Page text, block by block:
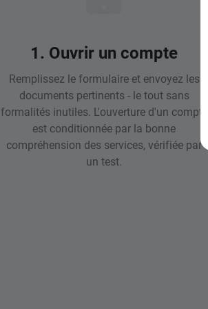
1. Ouvrir un compte
Remplissez le formulaire et envoyez les
documents pertinents - le tout sans
formalités inutiles. L'ouverture d'un compte
est conditionnée par la bonne
compréhension des services, vérifiée par
un test.